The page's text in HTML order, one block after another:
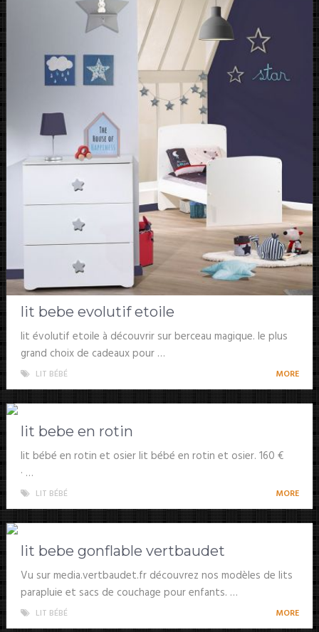
lit bebe evolutif etoile
lit évolutif etoile à découvrir sur berceau magique. le plus
grand choix de cadeaux pour …
LIT BÉBÉ MORE
lit bebe en rotin
lit bébé en rotin et osier lit bébé en rotin et osier. 160 €
· …
LIT BÉBÉ MORE
lit bebe gonflable vertbaudet
Vu sur media.vertbaudet.fr découvrez nos modèles de lits
parapluie et sacs de couchage pour enfants. …
LIT BÉBÉ MORE